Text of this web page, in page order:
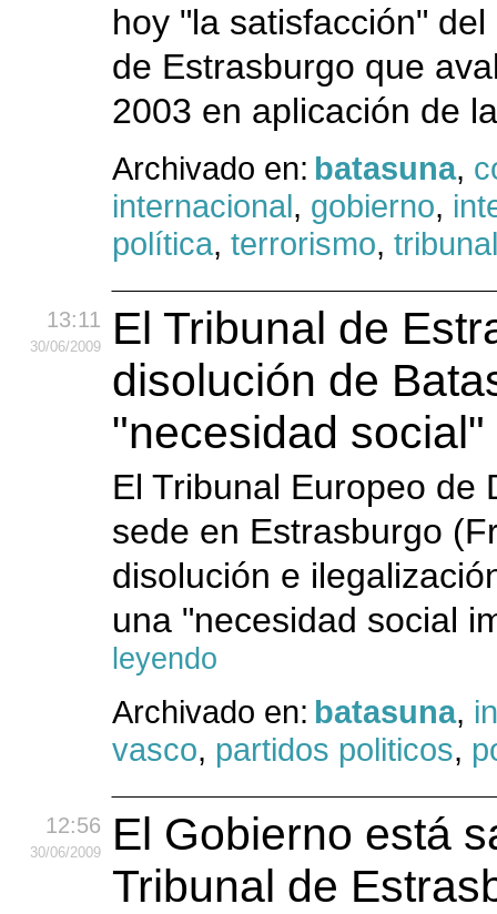
hoy "la satisfacción"
de Estrasburgo que
2003 en aplicación de
Archivado en: batasuna,
internacional, gobierno,
política, terrorismo,
13:11
30/06/2009
El Tribunal de
disolución de
"necesidad social"
El Tribunal Europeo de
sede en Estrasburgo
disolución e
una "necesidad social
leyendo
Archivado en: batasuna,
vasco, partidos politicos,
12:56
30/06/2009
El Gobierno está
Tribunal de